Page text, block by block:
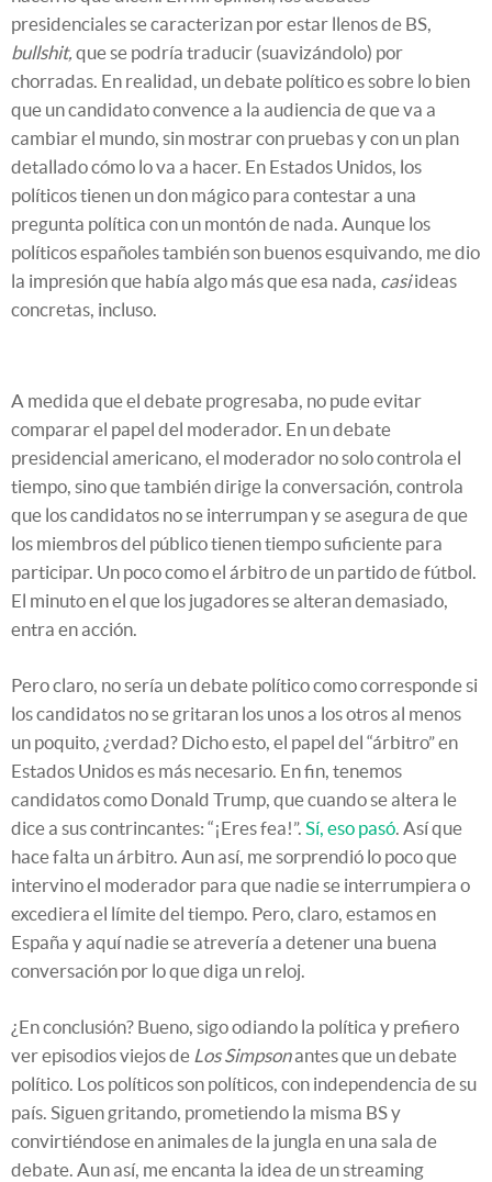
presidenciales se caracterizan por estar llenos de BS,
bullshit, que se podría traducir (suavizándolo) por
chorradas. En realidad, un debate político es sobre lo bien
que un candidato convence a la audiencia de que va a
cambiar el mundo, sin mostrar con pruebas y con un plan
detallado cómo lo va a hacer. En Estados Unidos, los
políticos tienen un don mágico para contestar a una
pregunta política con un montón de nada. Aunque los
políticos españoles también son buenos esquivando, me dio
la impresión que había algo más que esa nada, casiideas
concretas, incluso.
A medida que el debate progresaba, no pude evitar
comparar el papel del moderador. En un debate
presidencial americano, el moderador no solo controla el
tiempo, sino que también dirige la conversación, controla
que los candidatos no se interrumpan y se asegura de que
los miembros del público tienen tiempo suficiente para
participar. Un poco como el árbitro de un partido de fútbol.
El minuto en el que los jugadores se alteran demasiado,
entra en acción.
Pero claro, no sería un debate político como corresponde si
los candidatos no se gritaran los unos a los otros al menos
un poquito, ¿verdad? Dicho esto, el papel del “árbitro” en
Estados Unidos es más necesario. En fin, tenemos
candidatos como Donald Trump, que cuando se altera le
dice a sus contrincantes: “¡Eres fea!”. Sí, eso pasó. Así que
hace falta un árbitro. Aun así, me sorprendió lo poco que
intervino el moderador para que nadie se interrumpiera o
excediera el límite del tiempo. Pero, claro, estamos en
España y aquí nadie se atrevería a detener una buena
conversación por lo que diga un reloj.
¿En conclusión? Bueno, sigo odiando la política y prefiero
ver episodios viejos de Los Simpsonantes que un debate
político. Los políticos son políticos, con independencia de su
país. Siguen gritando, prometiendo la misma BS y
convirtiéndose en animales de la jungla en una sala de
debate. Aun así, me encanta la idea de un streaming